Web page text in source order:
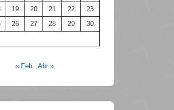
19 20 21 22
23
26 27 28 29
30
« Feb Abr »